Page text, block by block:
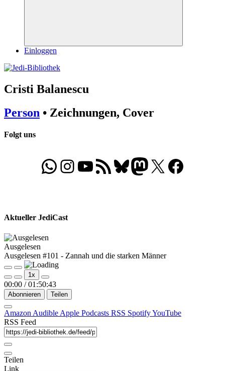
Suchen
Einloggen
Cristi Balanescu
Person • Zeichnungen, Cover
Folgt uns
WhatsApp
Folgt uns auf Instagram
Besucht unseren YouTube-Kanal
RSS-FeedBluesky
Folgt uns auf Mastodon
X Folgt uns auf
Aktueller JediCast
Ausgelesen
Ausgelesen #101 - Zannah und die starken Männer
Play
Episode
Pause
Episode
1x
00:00 / 01:50:43
Abonnieren Teilen
Amazon Audible Apple Podcasts RSS SpotifyYouTube
RSS Feed
Teilen
Link